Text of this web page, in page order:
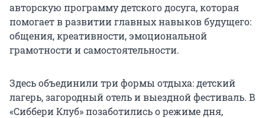
авторскую программу детского досуга, которая
помогает в развитии главных навыков будущего:
общения, креативности, эмоциональной
грамотности и самостоятельности.
Здесь объединили три формы отдыха: детский
лагерь, загородный отель и выездной фестиваль. В
«Сиббери Клуб» позаботились о режиме дня,